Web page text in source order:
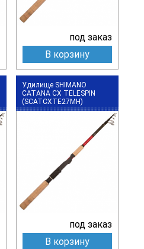
под заказ
В корзину
Удилище SHIMANO
CATANA CX TELESPIN
(SCATCXTE27MH)
под заказ
В корзину